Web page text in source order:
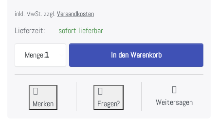
inkl. MwSt. zzgl. Versandkosten
Lieferzeit: sofort lieferbar
Menge:1
Prima Marketing - Thirty-One Collection - Metal
In den Warenkorb
Merken Fragen? Weitersagen